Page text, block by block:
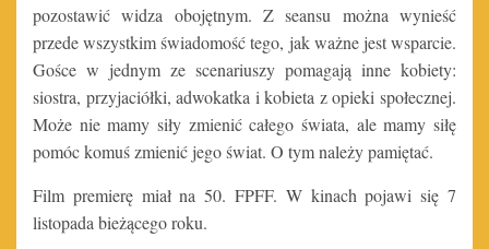
pozostawić widza obojętnym. Z seansu można wynieść
przede wszystkim świadomość tego, jak ważne jest wsparcie.
Gośce w jednym ze scenariuszy pomagają inne kobiety:
siostra, przyjaciółki, adwokatka i kobieta z opieki społecznej.
Może nie mamy siły zmienić całego świata, ale mamy siłę
pomóc komuś zmienić jego świat. O tym należy pamiętać.
Film premierę miał na 50. FPFF. W kinach pojawi się 7
listopada bieżącego roku.